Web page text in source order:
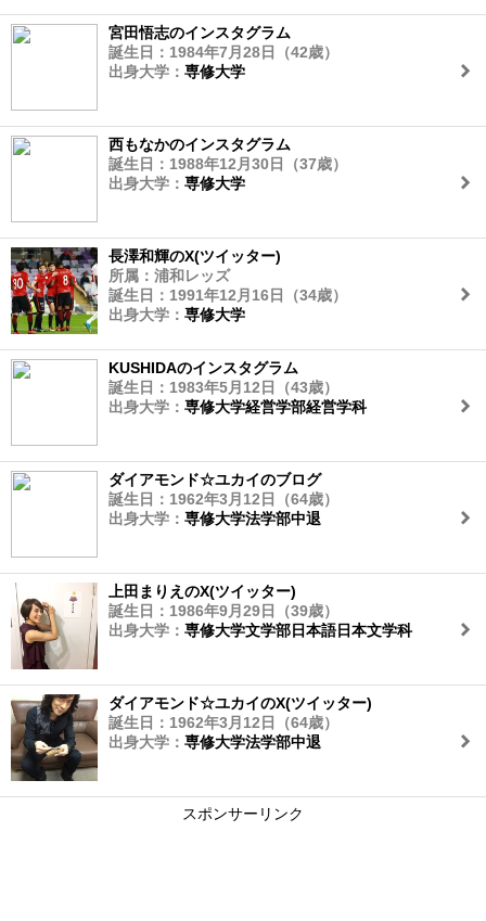
宮田悟志のインスタグラム
誕生日：1984年7月28日（42歳）
出身大学： 専修大学
西もなかのインスタグラム
誕生日：1988年12月30日（37歳）
出身大学： 専修大学
長澤和輝のX(ツイッター)
所属：浦和レッズ
誕生日：1991年12月16日（34歳）
出身大学： 専修大学
KUSHIDAのインスタグラム
誕生日：1983年5月12日（43歳）
出身大学： 専修大学経営学部経営学科
ダイアモンド☆ユカイのブログ
誕生日：1962年3月12日（64歳）
出身大学： 専修大学法学部中退
上田まりえのX(ツイッター)
誕生日：1986年9月29日（39歳）
出身大学： 専修大学文学部日本語日本文学科
ダイアモンド☆ユカイのX(ツイッター)
誕生日：1962年3月12日（64歳）
出身大学： 専修大学法学部中退
スポンサーリンク